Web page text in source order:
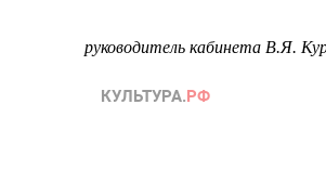
руководитель кабинета В.Я.